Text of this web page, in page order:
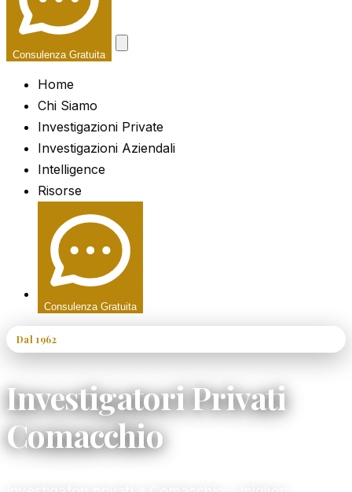
Consulenza Gratuita
Home
Chi Siamo
Investigazioni Private
Investigazioni Aziendali
Intelligence
Risorse
Consulenza Gratuita
Dal 1962
Investigatori Privati
Comacchio